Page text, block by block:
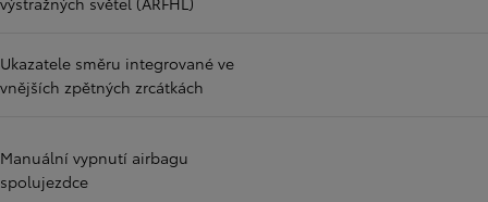
Ukazatele směru integrované ve
vnějších zpětných zrcátkách
Manuální vypnutí airbagu
spolujezdce